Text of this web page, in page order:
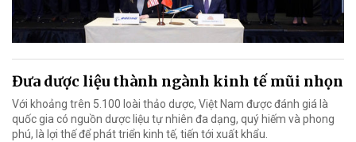
Đưa dược liệu thành ngành kinh tế mũi nhọn
Với khoảng trên 5.100 loài thảo dược, Việt Nam được đánh giá là
quốc gia có nguồn dược liệu tự nhiên đa dạng, quý hiếm và phong
phú, là lợi thế để phát triển kinh tế, tiến tới xuất khẩu.